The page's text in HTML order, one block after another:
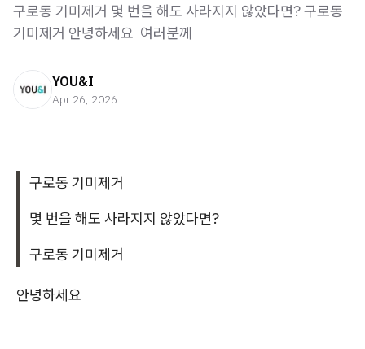
구로동 기미제거 몇 번을 해도 사라지지 않았다면? 구로동
기미제거 안녕하세요 ​ 여러분께
YOU&I
Apr 26, 2026
구로동 기미제거
몇 번을 해도 사라지지 않았다면?
구로동 기미제거
안녕하세요